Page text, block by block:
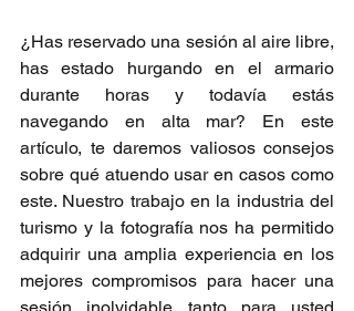
¿Has reservado una sesión al aire libre,
has estado hurgando en el armario
durante horas y todavía estás
navegando en alta mar? En este
artículo, te daremos valiosos consejos
sobre qué atuendo usar en casos como
este. Nuestro trabajo en la industria del
turismo y la fotografía nos ha permitido
adquirir una amplia experiencia en los
mejores compromisos para hacer una